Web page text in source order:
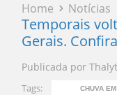
Home Notícias
Temporais
Gerais.
Publicada por
Tags: CHUVA